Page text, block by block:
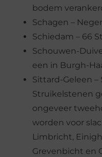
bodem
Schagen –
Schiedam – 66
Schouwen-
een in Burgh-
Sittard-Geleen –
Struikelstenen
ongeveer
worden voor
Limbricht,
Grevenbicht en